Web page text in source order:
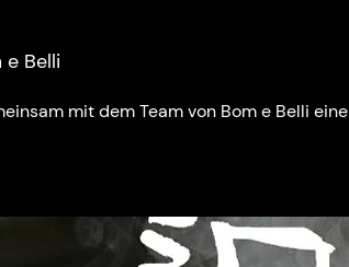
Belli
mit dem Team von Bom e Belli eine